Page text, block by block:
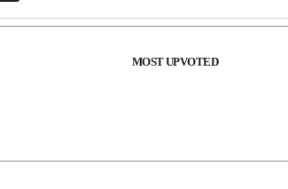
MOST UPVOTED